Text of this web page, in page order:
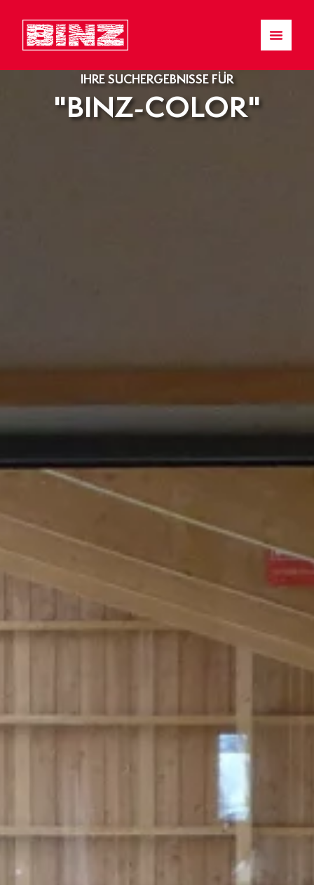
IHRE SUCHERGEBNISSE FÜR
"BINZ-COLOR"